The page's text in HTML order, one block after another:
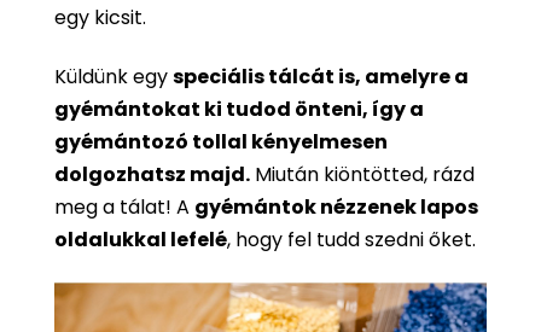
egy kicsit.
Küldünk egyspeciális tálcát is, amelyre a
gyémántokat ki tudod önteni, így a
gyémántozó tollal kényelmesen
dolgozhatsz majd. Miután kiöntötted, rázd
meg a tálat! A gyémántok nézzenek lapos
oldalukkal lefelé, hogy fel tudd szedni őket.